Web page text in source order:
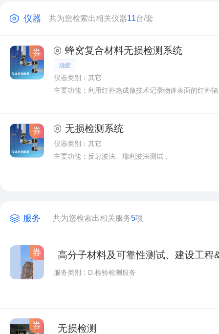
仪器 共为您检索出相关仪器11台/套
券 蜂窝复合材料无损检测系统
脱胶
仪器类别：其它
主要功能： 利用红外热成像技术记录物体表面的红外辐射并转化成可见的温度图像，获取材料的均匀性信息及其表面下的结构信息，以此
券 无损检测系统
仪器类别：其它
主要功能： 反射波法、瑞利波法测试 ,
服务 共为您检索出相关服务5项
券
服务类别：D.检验检测服务
券 无损检测